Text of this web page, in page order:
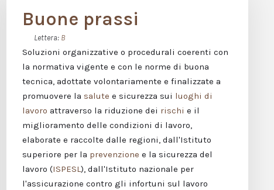
Buone prassi
Lettera: B
Soluzioni organizzative o procedurali coerenti con
la normativa vigente e con le norme di buona
tecnica, adottate volontariamente e finalizzate a
promuovere la salute e sicurezza sui luoghi di
lavoro attraverso la riduzione dei rischi e il
miglioramento delle condizioni di lavoro,
elaborate e raccolte dalle regioni, dall'Istituto
superiore per la prevenzione e la sicurezza del
lavoro (ISPESL), dall'Istituto nazionale per
l'assicurazione contro gli infortuni sul lavoro